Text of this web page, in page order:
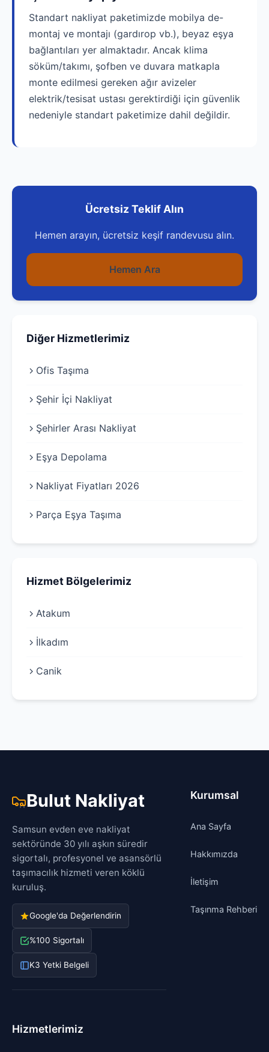
Standart nakliyat paketimizde mobilya de-
montaj ve montajı (gardırop vb.), beyaz eşya
bağlantıları yer almaktadır. Ancak klima
söküm/takımı, şofben ve duvara matkapla
monte edilmesi gereken ağır avizeler
elektrik/tesisat ustası gerektirdiği için güvenlik
nedeniyle standart paketimize dahil değildir.
Ücretsiz Teklif Alın
Hemen arayın, ücretsiz keşif randevusu alın.
Hemen Ara
Diğer Hizmetlerimiz
Ofis Taşıma
Şehir İçi Nakliyat
Şehirler Arası Nakliyat
Eşya Depolama
Nakliyat Fiyatları 2026
Parça Eşya Taşıma
Hizmet Bölgelerimiz
Atakum
İlkadım
Canik
Bulut Nakliyat
Samsun evden eve nakliyat
sektöründe 30 yılı aşkın süredir
sigortalı, profesyonel ve asansörlü
taşımacılık hizmeti veren köklü
kuruluş.
Google'da Değerlendirin
%100 Sigortalı
K3 Yetki Belgeli
Kurumsal
Ana Sayfa
Hakkımızda
İletişim
Taşınma Rehberi
Hizmetlerimiz